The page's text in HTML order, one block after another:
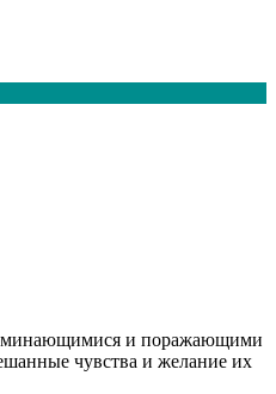
и поражающими
чувства и желание их